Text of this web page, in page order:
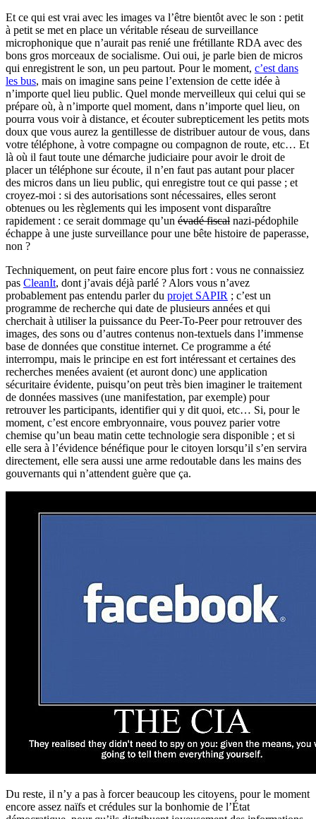
Et ce qui est vrai avec les images va l’être bientôt avec le son : petit
à petit se met en place un véritable réseau de surveillance
microphonique que n’aurait pas renié une frétillante RDA avec des
bons gros morceaux de socialisme. Oui oui, je parle bien de micros
qui enregistrent le son, un peu partout. Pour le moment, c’est dans
les bus, mais on imagine sans peine l’extension de cette idée à
n’importe quel lieu public. Quel monde merveilleux qui celui qui se
prépare où, à n’importe quel moment, dans n’importe quel lieu, on
pourra vous voir à distance, et écouter subrepticement les petits mots
doux que vous aurez la gentillesse de distribuer autour de vous, dans
votre téléphone, à votre compagne ou compagnon de route, etc… Et
là où il faut toute une démarche judiciaire pour avoir le droit de
placer un téléphone sur écoute, il n’en faut pas autant pour placer
des micros dans un lieu public, qui enregistre tout ce qui passe ; et
croyez-moi : si des autorisations sont nécessaires, elles seront
obtenues ou les règlements qui les imposent vont disparaître
rapidement : ce serait dommage qu’un évadé fiscal nazi-pédophile
échappe à une juste surveillance pour une bête histoire de paperasse,
non ?
Techniquement, on peut faire encore plus fort : vous ne connaissiez
pas CleanIt, dont j’avais déjà parlé ? Alors vous n’avez
probablement pas entendu parler du projet SAPIR ; c’est un
programme de recherche qui date de plusieurs années et qui
cherchait à utiliser la puissance du Peer-To-Peer pour retrouver des
images, des sons ou d’autres contenus non-textuels dans l’immense
base de données que constitue internet. Ce programme a été
interrompu, mais le principe en est fort intéressant et certaines des
recherches menées avaient (et auront donc) une application
sécuritaire évidente, puisqu’on peut très bien imaginer le traitement
de données massives (une manifestation, par exemple) pour
retrouver les participants, identifier qui y dit quoi, etc… Si, pour le
moment, c’est encore embryonnaire, vous pouvez parier votre
chemise qu’un beau matin cette technologie sera disponible ; et si
elle sera à l’évidence bénéfique pour le citoyen lorsqu’il s’en servira
directement, elle sera aussi une arme redoutable dans les mains des
gouvernants qui n’attendent guère que ça.
Du reste, il n’y a pas à forcer beaucoup les citoyens, pour le moment
encore assez naïfs et crédules sur la bonhomie de l’État